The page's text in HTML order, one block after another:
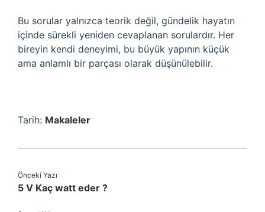
Bu sorular yalnızca teorik değil, gündelik hayatın
içinde sürekli yeniden cevaplanan sorulardır. Her
bireyin kendi deneyimi, bu büyük yapının küçük
ama anlamlı bir parçası olarak düşünülebilir.
Tarih: Makaleler
Önceki Yazı
5 V Kaç watt eder ?